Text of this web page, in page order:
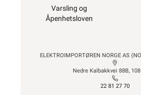
Varsling og
Åpenhetsloven
ELEKTROIMPORTØREN NORGE AS
Nedre Kalbakkvei 88B,
22 81 27 70